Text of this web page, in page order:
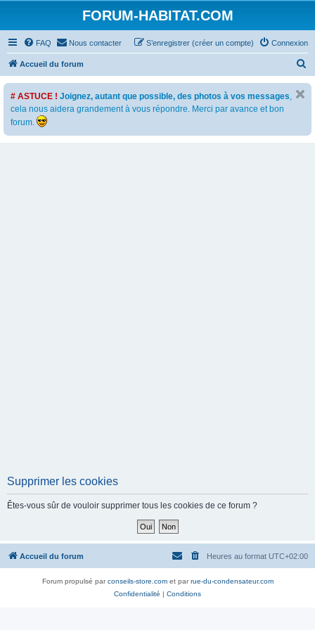
FORUM-HABITAT.COM
FAQ Nous contacter Connexion
S’enregistrer (créer un compte)
Accueil du forum
e
# ASTUCE ! Joignez, autant que possible, des photos à vos messages,
cela nous aidera grandement à vous répondre. Merci par avance et bon
forum.
Supprimer les cookies
Êtes-vous sûr de vouloir supprimer tous les cookies de ce forum ?
Accueil du forum Heures au format UTC+02:00
Forum propulsé parconseils-store.comet parrue-du-condensateur.com
Confidentialité | Conditions